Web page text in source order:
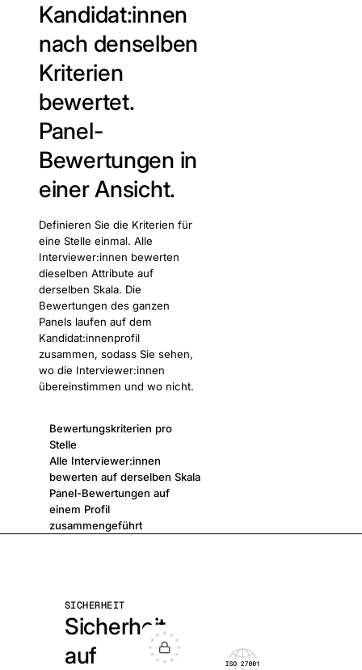
Kandidat:innen
nach denselben
Kriterien
bewertet.
Panel-
Bewertungen in
einer Ansicht.
Definieren Sie die Kriterien für
eine Stelle einmal. Alle
Interviewer:innen bewerten
dieselben Attribute auf
derselben Skala. Die
Bewertungen des ganzen
Panels laufen auf dem
Kandidat:innenprofil
zusammen, sodass Sie sehen,
wo die Interviewer:innen
übereinstimmen und wo nicht.
Bewertungskriterien pro
Stelle
Alle Interviewer:innen
bewerten auf derselben Skala
Panel-Bewertungen auf
einem Profil
zusammengeführt
SICHERHEIT
Sicherheit
auf